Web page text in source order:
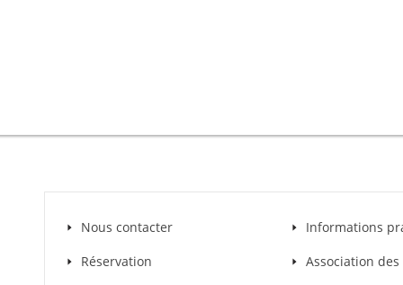
Nous contacter
Informations
Réservation
Association